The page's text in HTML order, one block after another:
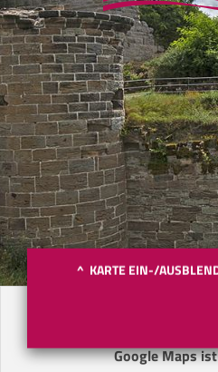
^ KARTE EIN-/
Google Maps